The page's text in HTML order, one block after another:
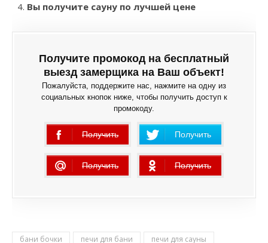
Вы получите сауну по лучшей цене
Получите промокод на бесплатный
выезд замерщика на Ваш объект!
Пожалуйста, поддержите нас, нажмите на одну из
социальных кнопок ниже, чтобы получить доступ к
промокоду.
Получить
ошибка Получить
Получить
ошибка Получить
ошибка
бани бочки печи для бани печи для сауны